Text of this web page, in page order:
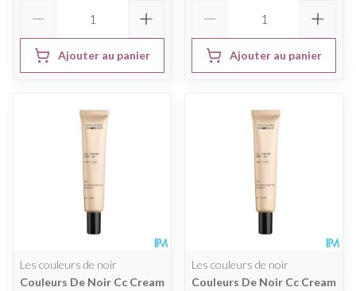
Ajouter au panier Ajouter au panier
Les couleurs de noir
Couleurs De Noir Cc Cream
Les couleurs de noir
Couleurs De Noir Cc Cream